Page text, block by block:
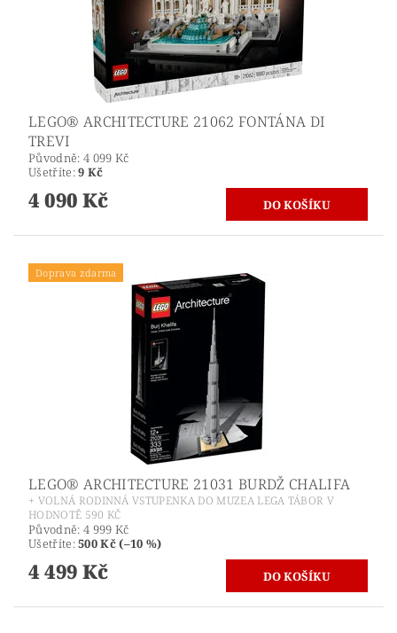
LEGO® ARCHITECTURE 21062 FONTÁNA DI
TREVI
Původně: 4 099 Kč
Ušetříte:9 Kč
4 090 Kč
Doprava zdarma
LEGO® ARCHITECTURE 21031 BURDŽ CHALIFA
+ VOLNÁ RODINNÁ VSTUPENKA DO MUZEA LEGA TÁBOR V
HODNOTĚ 590 KČ
Původně: 4 999 Kč
Ušetříte:500 Kč (–10 %)
4 499 Kč